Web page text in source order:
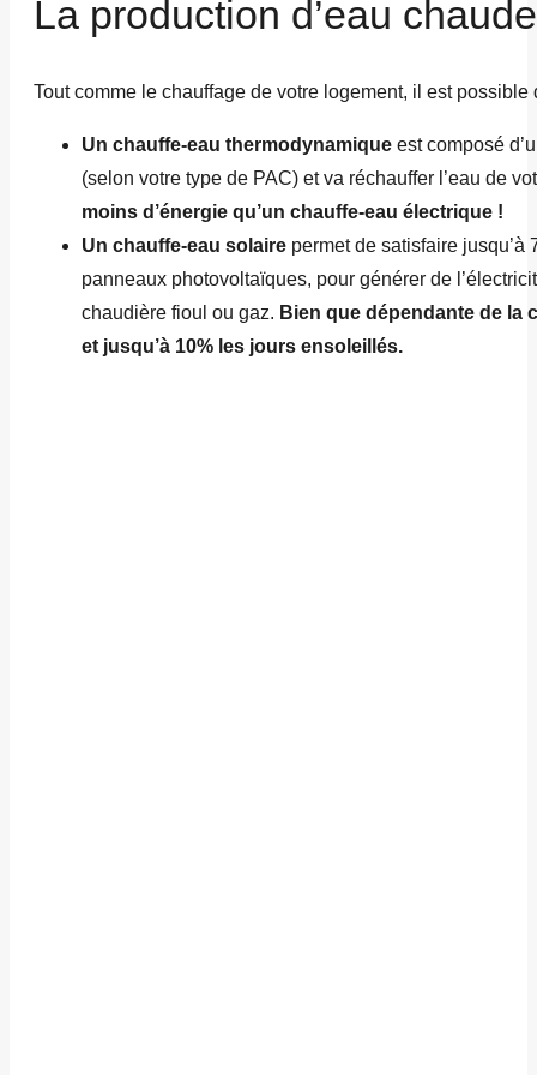
La production d’eau
Tout comme le chauffage de votre logement, il est
Un chauffe-eau thermodynamique est composé
(selon votre type de PAC) et va réchauffer l’eau de
moins d’énergie qu’un chauffe-eau électrique !
Un chauffe-eau solaire permet de satisfaire
panneaux photovoltaïques, pour générer de
chaudière fioul ou gaz. Bien que dépendante de la
et jusqu’à 10% les jours ensoleillés.